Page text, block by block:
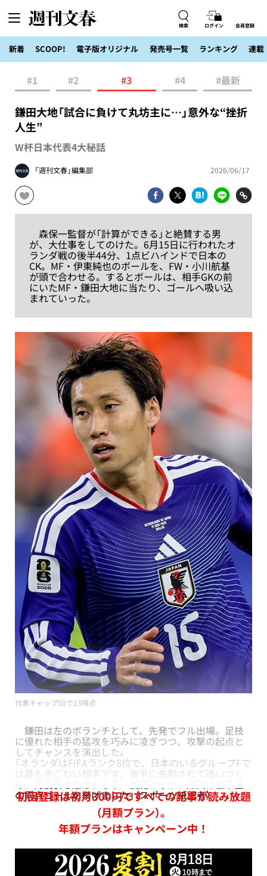
検索 ログイン 会員登録
新着 SCOOP! 電子版オリジナル 発売号一覧 ランキング 連載
#1 #2 #3 #4 #最新
鎌田大地「試合に負けて丸坊主に…」意外な“挫折
人生”
W杯日本代表4大秘話
「週刊文春」編集部 2026/06/17
森保一監督が「計算ができる」と絶賛する男
が、大仕事をしてのけた。6月15日に行われたオ
ランダ戦の後半44分、1点ビハインドで日本の
CK。MF・伊東純也のボールを、FW・小川航基
が頭で合わせる。するとボールは、相手GKの前
にいたMF・鎌田大地に当たり、ゴールへ吸い込
まれていった。
代表キャップ50で13得点
鎌田は左のボランチとして、先発でフル出場。足技
に優れた相手の猛攻を巧みに凌ぎつつ、攻撃の起点と
してチャンスを演出した。
「オランダはFIFAランク8位で、日本のいるグループFで
は最も手ごわい相手です。後半に先制されて追いつく
の同点ゴールを挙げました」（スポーツ紙記者）
初回登録は初月300円ですべての記事が読み放題
（月額プラン）。
年額プランはキャンペーン中！